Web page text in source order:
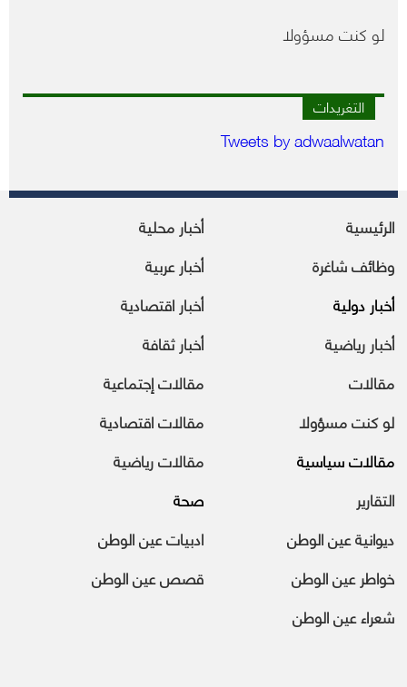
لو كنت مسؤولا
التغريدات
Tweets by adwaalwatan
الرئيسية
أخبار محلية
وظائف شاغرة
أخبار عربية
أخبار دولية
أخبار اقتصادية
أخبار رياضية
أخبار ثقافة
مقالات
مقالات إجتماعية
لو كنت مسؤولا
مقالات اقتصادية
مقالات سياسية
مقالات رياضية
التقارير
صحة
ديوانية عين الوطن
ادبيات عين الوطن
خواطر عين الوطن
قصص عين الوطن
شعراء عين الوطن